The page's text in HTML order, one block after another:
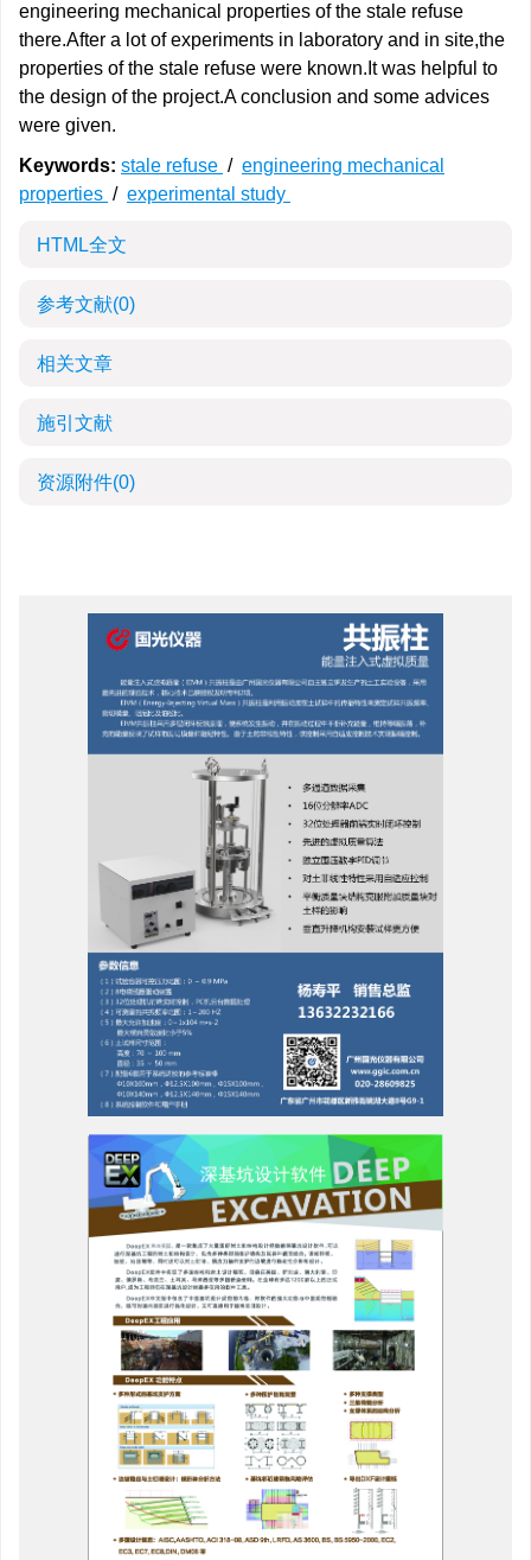
engineering mechanical properties of the stale refuse
there.After a lot of experiments in laboratory and in site,the
properties of the stale refuse were known.It was helpful to
the design of the project.A conclusion and some advices
were given.
Keywords: stale refuse / engineering mechanical
properties / experimental study
HTML全文
参考文献(0)
相关文章
施引文献
资源附件(0)